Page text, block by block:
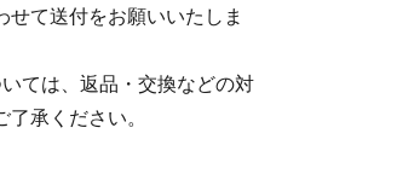
て送付をお願いいたしま
ては、返品・交換などの対
承ください。